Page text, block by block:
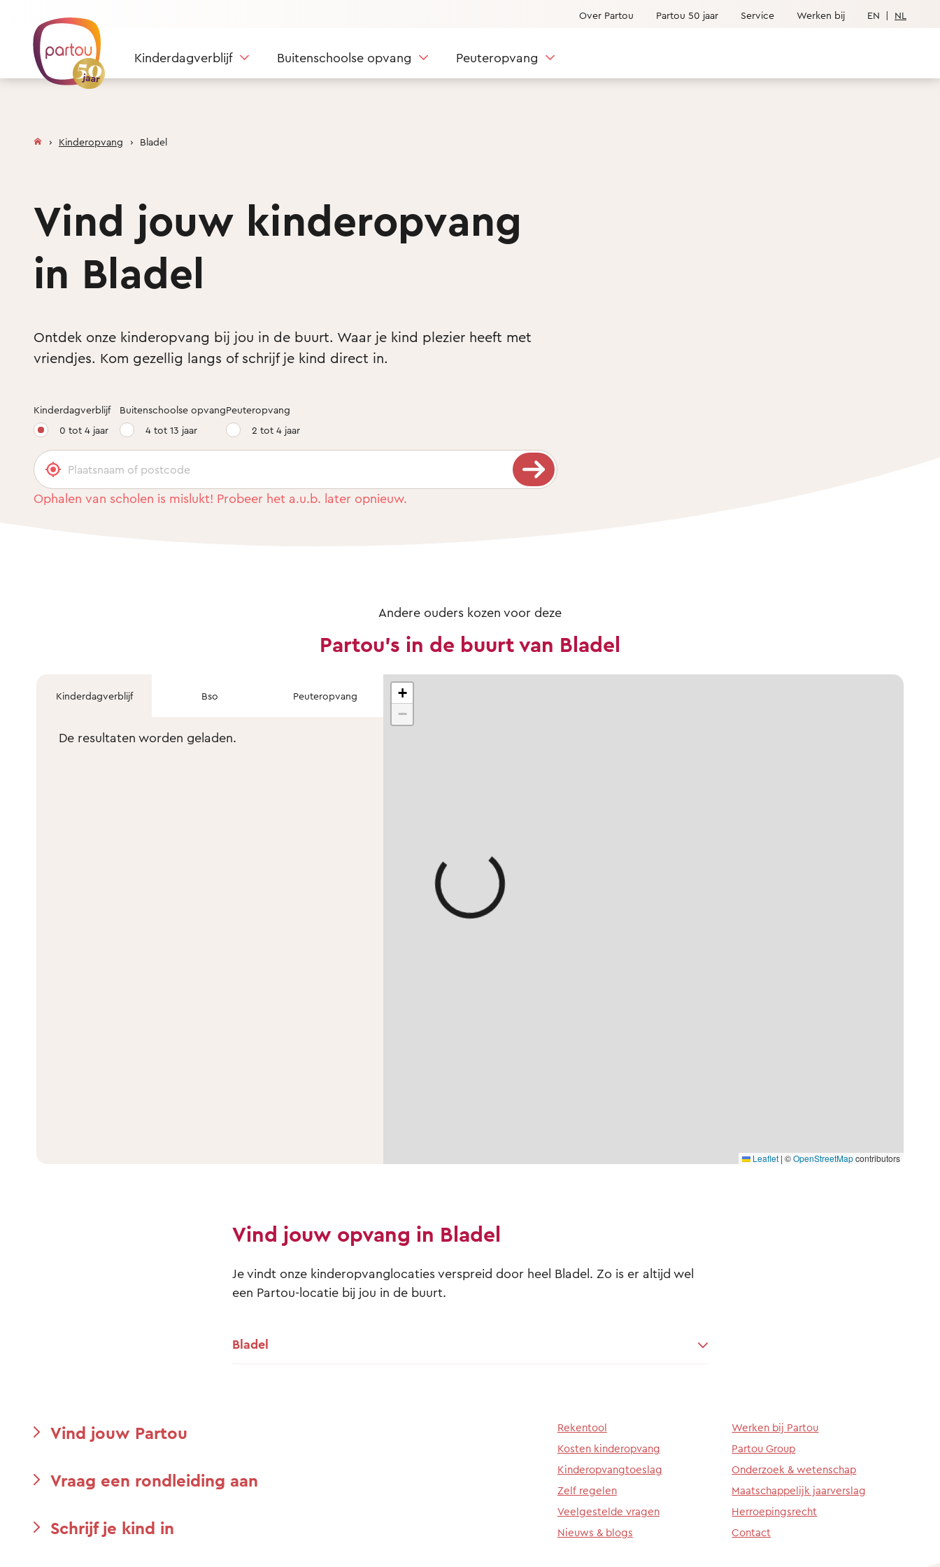
Over Partou Partou 50 jaar Service Werken bij EN | NL
Kinderdagverblijf Buitenschoolse opvang Peuteropvang
Kinderopvang Bladel
Vind jouw kinderopvang
in Bladel
Ontdek onze kinderopvang bij jou in de buurt. Waar je kind plezier heeft met
vriendjes. Kom gezellig langs of schrijf je kind direct in.
Kinderdagverblijf
0 tot 4 jaar
Buitenschoolse opvang
4 tot 13 jaar
Peuteropvang
2 tot 4 jaar
Ophalen van scholen is mislukt! Probeer het a.u.b. later opnieuw.
Andere ouders kozen voor deze
Partou's in de buurt van Bladel
Kinderdagverblijf Bso Peuteropvang
De resultaten worden geladen.
+
−
Leaflet | ©OpenStreetMapcontributors
Vind jouw opvang in Bladel
Je vindt onze kinderopvanglocaties verspreid door heel Bladel. Zo is er altijd wel
een Partou-locatie bij jou in de buurt.
Bladel
Vind jouw Partou
Vraag een rondleiding aan
Schrijf je kind in
Rekentool
Kosten kinderopvang
Kinderopvangtoeslag
Zelf regelen
Veelgestelde vragen
Nieuws & blogs
Werken bij Partou
Partou Group
Onderzoek & wetenschap
Maatschappelijk jaarverslag
Herroepingsrecht
Contact